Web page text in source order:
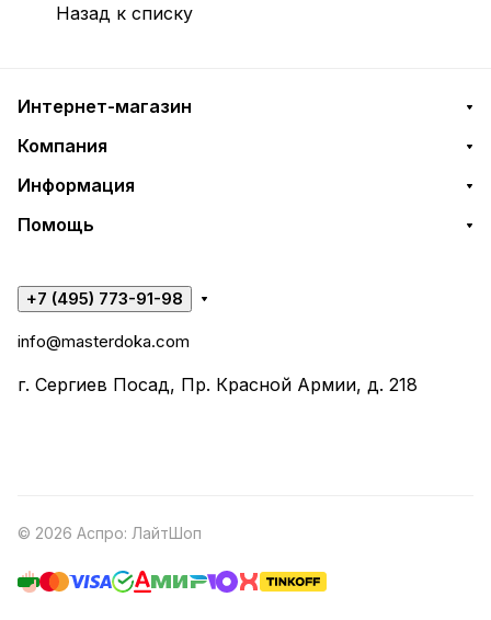
Назад к списку
Интернет-магазин
Компания
Информация
Помощь
+7 (495) 773-91-98
info@masterdoka.com
г. Сергиев Посад, Пр. Красной Армии, д. 218
© 2026 Аспро: ЛайтШоп